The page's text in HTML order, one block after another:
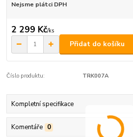
Nejsme plátci DPH
2 299 Kč/ks
Přidat do košíku
Číslo produktu: TRK007A
Kompletní specifikace
Komentáře 0